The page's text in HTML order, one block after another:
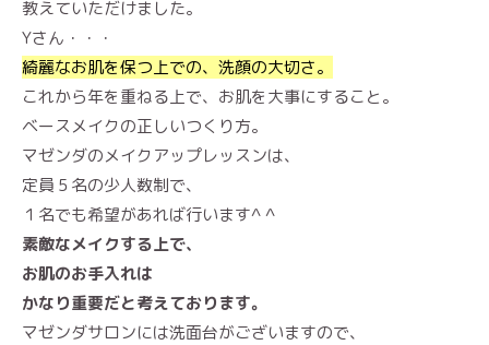
教えていただけました。
Yさん・・・
綺麗なお肌を保つ上での、洗顔の大切さ。
これから年を重ねる上で、お肌を大事にすること。
ベースメイクの正しいつくり方。
マゼンダのメイクアップレッスンは、
定員５名の少人数制で、
１名でも希望があれば行います^ ^
素敵なメイクする上で、
お肌のお手入れは
かなり重要だと考えております。
マゼンダサロンには洗面台がございますので、